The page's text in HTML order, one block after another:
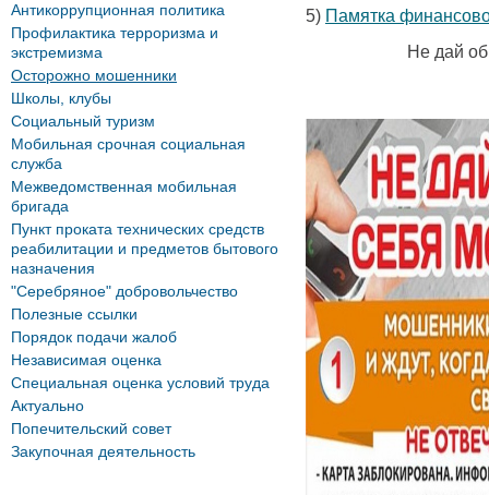
5) Памятка
Не дай
Антикоррупционная политика
Профилактика терроризма и
экстремизма
Осторожно мошенники
Школы, клубы
Социальный туризм
Мобильная срочная социальная
служба
Межведомственная мобильная
бригада
Пункт проката технических средств
реабилитации и предметов бытового
назначения
"Серебряное" добровольчество
Полезные ссылки
Порядок подачи жалоб
Независимая оценка
Специальная оценка условий труда
Актуально
Попечительский совет
Закупочная деятельность